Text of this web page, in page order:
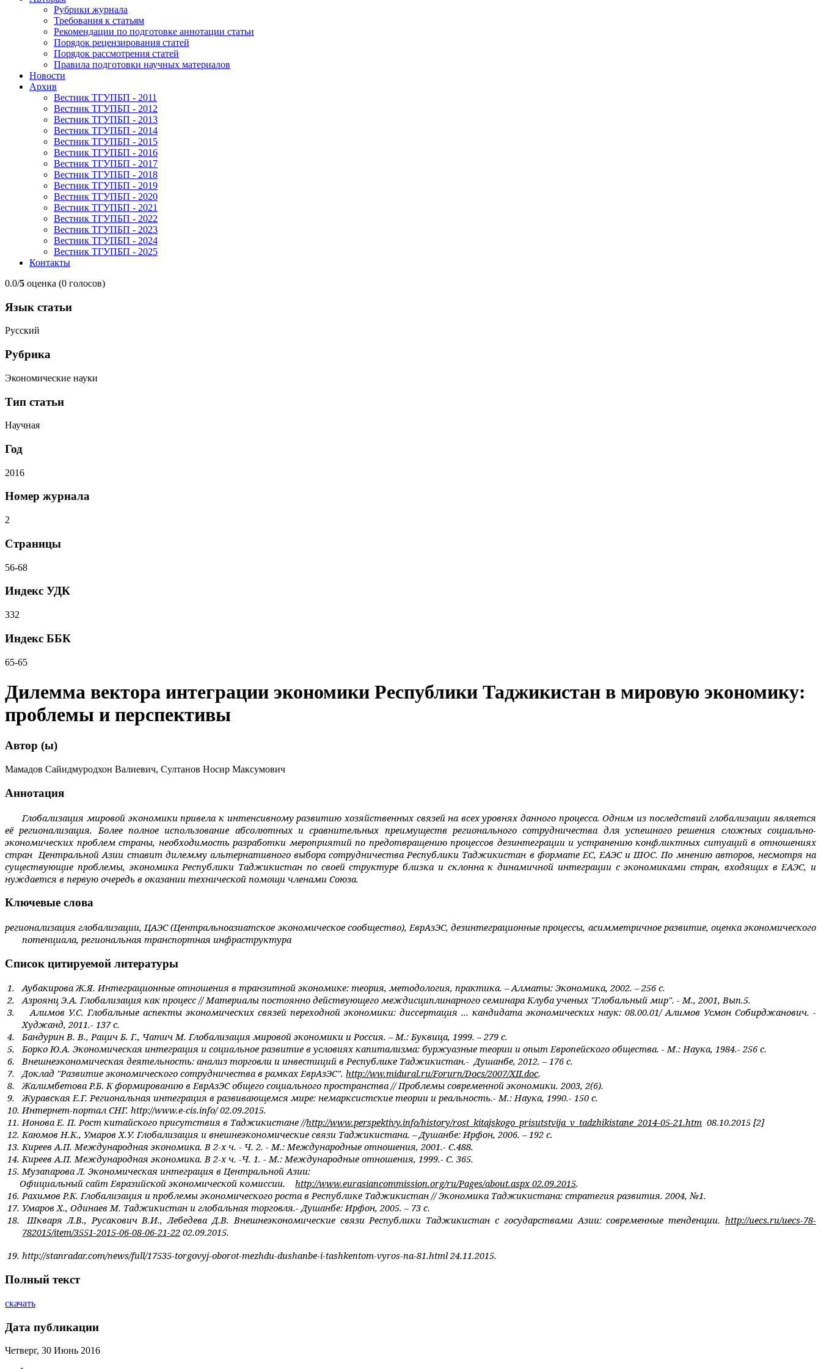
Рубрики журнала
Требования к статьям
Рекомендации по подготовке аннотации статьи
Порядок рецензирования статей
Порядок рассмотрения статей
Правила подготовки научных материалов
Новости
Архив
Вестник ТГУПБП - 2011
Вестник ТГУПБП - 2012
Вестник ТГУПБП - 2013
Вестник ТГУПБП - 2014
Вестник ТГУПБП - 2015
Вестник ТГУПБП - 2016
Вестник ТГУПБП - 2017
Вестник ТГУПБП - 2018
Вестник ТГУПБП - 2019
Вестник ТГУПБП - 2020
Вестник ТГУПБП - 2021
Вестник ТГУПБП - 2022
Вестник ТГУПБП - 2023
Вестник ТГУПБП - 2024
Вестник ТГУПБП - 2025
Контакты
0.0/5 оценка (0 голосов)
Язык статьи
Русский
Рубрика
Экономические науки
Тип статьи
Научная
Год
2016
Номер журнала
2
Страницы
56-68
Индекс УДК
332
Индекс ББК
65-65
Дилемма вектора интеграции экономики Республики Таджикистан в мировую экономику:
проблемы и перспективы
Автор (ы)
Мамадов Сайидмуродхон Валиевич, Султанов Носир Максумович
Аннотация
Глобализация мировой экономики привела к интенсивному развитию хозяйственных связей на всех уровнях данного процесса. Одним из последствий глобализации является
её регионализация. Более полное использование абсолютных и сравнительных преимуществ регионального сотрудничества для успешного решения сложных социально-
экономических проблем страны, необходимость разработки мероприятий по предотвращению процессов дезинтеграции и устранению конфликтных ситуаций в отношениях
стран Центральной Азии ставит дилемму альтернативного выбора сотрудничества Республики Таджикистан в формате ЕС, ЕАЭС и ШОС. По мнению авторов, несмотря на
существующие проблемы, экономика Республики Таджикистан по своей структуре близка и склонна к динамичной интеграции с экономиками стран, входящих в ЕАЭС, и
нуждается в первую очередь в оказании технической помощи членами Союза.
Ключевые слова
регионализация глобализации, ЦАЭС (Центральноазиатское экономическое сообщество), ЕврАзЭС, дезинтеграционные процессы, асимметричное развитие, оценка экономического
потенциала, региональная транспортная инфраструктура
Список цитируемой литературы
1.
Аубакирова Ж.Я. Интеграционные отношения в транзитной экономике: теория, методология, практика. – Алматы: Экономика, 2002. – 256 с.
2.
Азроянц Э.А. Глобализация как процесс // Материалы постоянно действующего междисциплинарного семинара Клуба ученых "Глобальный мир". - М., 2001, Вып.5.
3.
Алимов У.С. Глобальные аспекты экономических связей переходной экономики: диссертация ... кандидата экономических наук: 08.00.01/ Алимов Усмон Собирджанович. -
Худжанд, 2011.- 137 с.
4.
Бандурин В. В., Рацич Б. Г., Чатич М. Глобализация мировой экономики и Россия. – М.: Буквица, 1999. – 279 с.
5.
Борко Ю.А. Экономическая интеграция и социальное развитие в условиях капитализма: буржуазные теории и опыт Европейского общества. - М.: Наука, 1984.- 256 с.
6.
Внешнеэкономическая деятельность: анализ торговли и инвестиций в Республике Таджикистан.- Душанбе, 2012. – 176 с.
7.
Доклад "Развитие экономического сотрудничества в рамках ЕврАзЭС".http://ww.midural.ru/Forurn/Docs/2007/XII.doc.
8.
Жалимбетова Р.Б. К формированию в ЕврАзЭС общего социального пространства // Проблемы современной экономики. 2003, 2(6).
9.
Журавская Е.Г. Региональная интеграция в развивающемся мире: немарксистские теории и реальность.- М.: Наука, 1990.- 150 с.
10. Интернет-портал СНГ. http://www.e-cis.info/ 02.09.2015.
11. Ионова Е. П. Рост китайского присутствия в Таджикистане //http://www.perspektivy.info/history/rost_kitajskogo_prisutstvija_v_tadzhikistane_2014-05-21.htm 08.10.2015 [2]
12. Каюмов Н.К., Умаров Х.У. Глобализация и внешнеэкономические связи Таджикистана. – Душанбе: Ирфон, 2006. – 192 с.
13. Киреев А.П. Международная экономика. В 2-х ч. - Ч. 2. - M.: Международные отношения, 2001.- С.488.
14. Киреев А.П. Международная экономика. В 2-х ч. -Ч. 1. - M.: Международные отношения, 1999.- С. 365.
15. Музапарова Л. Экономическая интеграция в Центральной Азии:
Официальный сайт Евразийской экономической комиссии.http://www.eurasiancommission.org/ru/Pages/about.aspx 02.09.2015.
16. Рахимов Р.К. Глобализация и проблемы экономического роста в Республике Таджикистан // Экономика Таджикистана: стратегия развития. 2004, №1.
17. Умаров X., Одинаев М. Таджикистан и глобальная торговля.- Душанбе: Ирфон, 2005. – 73 с.
18.
Шкваря Л.В., Русакович В.И., Лебедева Д.В. Внешнеэкономические связи Республики Таджикистан с государствами Азии: современные тенденции.http://uecs.ru/uecs-78-
782015/item/3551-2015-06-08-06-21-22 02.09.2015.
19. http://stanradar.com/news/full/17535-torgovyj-oborot-mezhdu-dushanbe-i-tashkentom-vyros-na-81.html 24.11.2015.
Полный текст
скачать
Дата публикации
Четверг, 30 Июнь 2016